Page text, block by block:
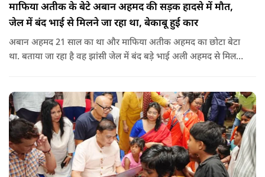
माफिया अतीक के बेटे अबान अहमद की सड़क हादसे में मौत,
जेल में बंद भाई से मिलने जा रहा था, बेकाबू हुई कार
अबान अहमद 21 साल का था और माफिया अतीक अहमद का छोटा बेटा
था. बताया जा रहा है वह झांसी जेल में बंद बड़े भाई अली अहमद से मिलने